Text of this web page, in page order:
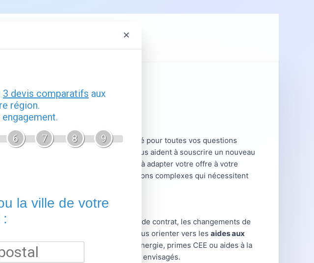
Fournisseurs Demenagement GRDF
d'un accompagnement personnalisé pour toutes vos questions
conseillers de cette agence Engie vous aident à souscrire un nouveau
à résoudre un litige de facturation ou à adapter votre offre à votre
reste utile pour les situations complexes qui nécessitent
les souscriptions, les modifications de contrat, les changements de
Les conseillers peuvent aussi vous orienter vers les aides aux
selon votre situation : chèque énergie, primes CEE ou aides à la
centaines d'euros selon les travaux envisagés.
×